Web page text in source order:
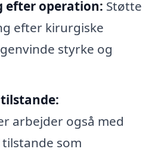
efter operation: Støtte
efter kirurgiske
styrke og
arbejder også med
som